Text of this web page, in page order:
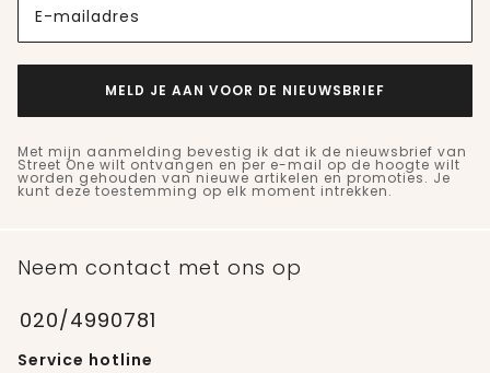
E-mailadres
MELD JE AAN VOOR DE NIEUWSBRIEF
Met mijn aanmelding bevestig ik dat ik de nieuwsbrief van
Street One wilt ontvangen en per e-mail op de hoogte wilt
worden gehouden van nieuwe artikelen en promoties. Je
kunt deze toestemming op elk moment intrekken.
Neem contact met ons op
020/4990781
Service hotline